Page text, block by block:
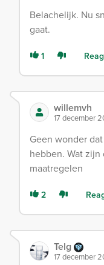
Belachelijk. Nu
gaat.
1
willemvh
17 december
Geen wonder
hebben. Wat
maatregelen
2
Telg
17 december